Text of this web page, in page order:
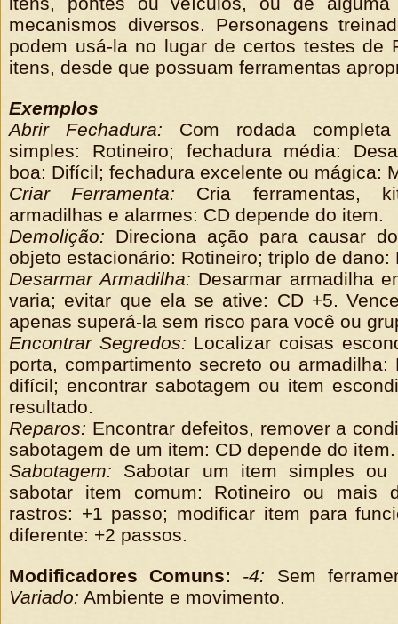
mecanismos diversos. Personagens
podem usá-la no lugar de certos testes de
itens, desde que possuam ferramentas
Exemplos
Abrir Fechadura: Com rodada
simples: Rotineiro; fechadura média:
boa: Difícil; fechadura excelente ou mágica:
Criar Ferramenta: Cria ferramentas,
armadilhas e alarmes: CD depende do item.
Demolição: Direciona ação para causar
objeto estacionário: Rotineiro; triplo de dano:
Desarmar Armadilha: Desarmar armadilha
varia; evitar que ela se ative: CD +5.
apenas superá-la sem risco para você ou
Encontrar Segredos: Localizar coisas
porta, compartimento secreto ou armadilha:
difícil; encontrar sabotagem ou item
resultado.
Reparos: Encontrar defeitos, remover a
sabotagem de um item: CD depende do item.
Sabotagem: Sabotar um item simples ou
sabotar item comum: Rotineiro ou mais
rastros: +1 passo; modificar item para
diferente: +2 passos.
Modificadores Comuns:
-4: Sem
Variado: Ambiente e movimento.